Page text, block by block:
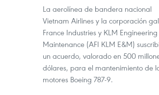
La aerolínea de bandera nacional
Vietnam Airlines y la corporación
France Industries y KLM
Maintenance (AFI KLM E&M)
un acuerdo, valorado en 500
dólares, para el mantenimiento de
motores Boeing 787-9.